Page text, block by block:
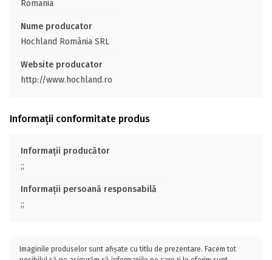
Romania
Nume producator
Hochland România SRL
Website producator
http://www.hochland.ro
Informații conformitate produs
Informații producător
;;
Informații persoană responsabilă
;;
Imaginile produselor sunt afișate cu titlu de prezentare. Facem tot